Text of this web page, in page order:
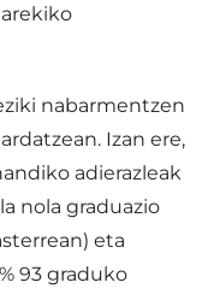
nabarmentzen
Izan ere,
adierazleak
nola graduazio
eta
93 graduko